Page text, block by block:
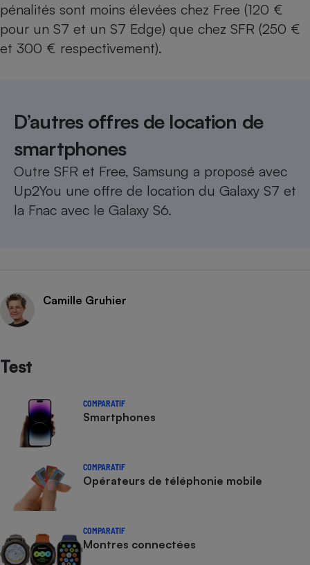
pénalités sont moins élevées chez Free (120 €
pour un S7 et un S7 Edge) que chez SFR (250 €
et 300 € respectivement).
D’autres offres de location de
smartphones
Outre SFR et Free, Samsung a proposé avec
Up2You une offre de location du Galaxy S7 et
la Fnac avec le Galaxy S6.
Camille Gruhier
Test
COMPARATIF
Smartphones
COMPARATIF
Opérateurs de téléphonie mobile
COMPARATIF
Montres connectées